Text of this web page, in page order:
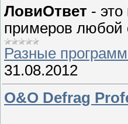
ЛовиОтвет -
примеров любой
Разные
31.08.2012
O&O Defrag